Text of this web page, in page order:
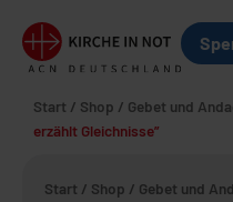
Start / Shop / Gebet und
erzählt Gleichnisse”
Start / Shop / Gebet und